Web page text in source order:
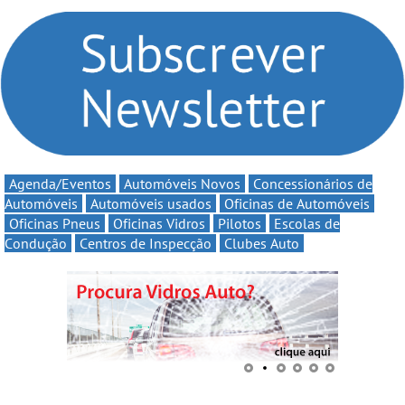
compromisso com o
automobilismo nacional
continua em 2026
Volta” com descontos de
Agenda/Eventos Automóveis Novos
Concessionários de
Automóveis
Automóveis usados
Oficinas de Automóveis
Oficinas Pneus
Oficinas Vidros Pilotos
Escolas de
Condução
Centros de Inspecção Clubes Auto